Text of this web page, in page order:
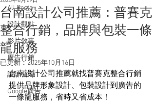
All Posts
設計觀點
影片敘事
廣告行銷
設計公司
Google廣告
台南設計公司推薦：普賽克
整合行銷，品牌與包裝一條
龍服務
已更新：2025年10月16日
台南設計公司推薦就找普賽克整合行銷
提供品牌形象設計、包裝設計到廣告的
一條龍服務，省時又省成本！